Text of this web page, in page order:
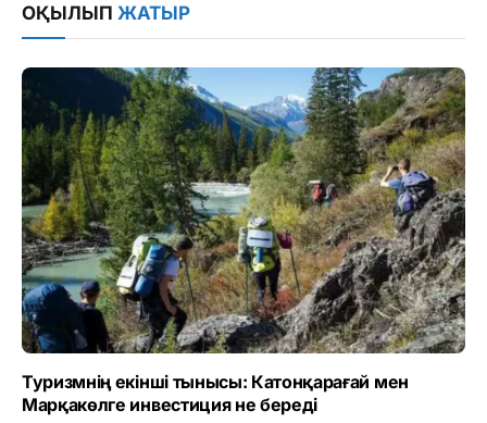
ОҚЫЛЫП ЖАТЫР
Туризмнің екінші тынысы: Катонқарағай мен
Марқакөлге инвестиция не береді